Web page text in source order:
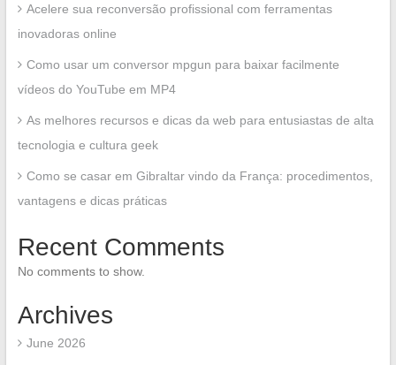
Acelere sua reconversão profissional com ferramentas
inovadoras online
Como usar um conversor mpgun para baixar facilmente
vídeos do YouTube em MP4
As melhores recursos e dicas da web para entusiastas de alta
tecnologia e cultura geek
Como se casar em Gibraltar vindo da França: procedimentos,
vantagens e dicas práticas
Recent Comments
No comments to show.
Archives
June 2026